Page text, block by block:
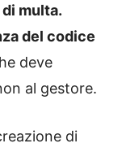
multa.
del codice
deve
al gestore.
di